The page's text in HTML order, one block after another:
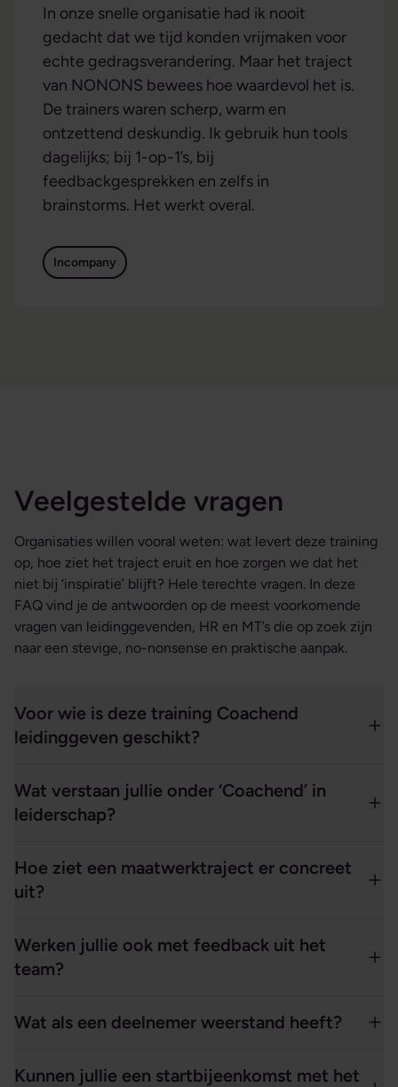
In onze snelle organisatie had ik nooit
gedacht dat we tijd konden vrijmaken voor
echte gedragsverandering. Maar het traject
van NONONS bewees hoe waardevol het is.
De trainers waren scherp, warm en
ontzettend deskundig. Ik gebruik hun tools
dagelijks; bij 1-op-1’s, bij
feedbackgesprekken en zelfs in
brainstorms. Het werkt overal.
Incompany
Veelgestelde vragen
Organisaties willen vooral weten: wat levert deze training
op, hoe ziet het traject eruit en hoe zorgen we dat het
niet bij ‘inspiratie’ blijft? Hele terechte vragen. In deze
FAQ vind je de antwoorden op de meest voorkomende
vragen van leidinggevenden, HR en MT’s die op zoek zijn
naar een stevige, no-nonsense en praktische aanpak.
Voor wie is deze training Coachend
leidinggeven geschikt?
Wat verstaan jullie onder ‘Coachend’ in
leiderschap?
Hoe ziet een maatwerktraject er concreet
uit?
Werken jullie ook met feedback uit het
team?
Wat als een deelnemer weerstand heeft?
Kunnen jullie een startbijeenkomst met het